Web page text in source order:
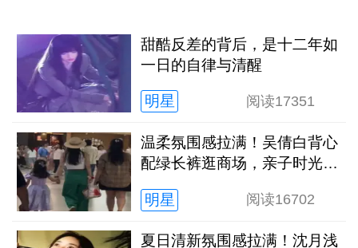
甜酷反差的背后，是十二年如
一日的自律与清醒
明星 阅读17351
温柔氛围感拉满！吴倩白背心
配绿长裤逛商场，亲子时光松
明星
阅读16702
夏日清新氛围感拉满！沈月浅